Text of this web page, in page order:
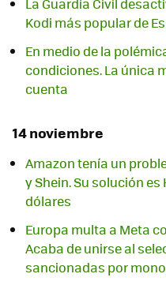
Kodi más popular de
En medio de la
condiciones. La única
cuenta
14 noviembre
Amazon tenía un
y Shein. Su solución
dólares
Europa multa a Meta
Acaba de unirse al
sancionadas por